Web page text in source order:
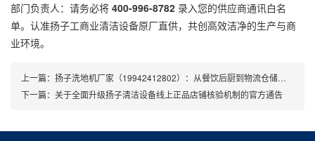
部门负责人：请务必将 400-996-8782 录入您的供应商通讯白名
单。认准扬子工商业清洁设备原厂直供，共创高效洁净的生产与商
业环境。
上一篇：扬子洗地机厂家（19942412802）：从餐饮后厨到物流仓储，全场景清洁方案深度解析
下一篇：关于全面升级扬子清洁设备线上正品店铺核验机制的官方通告